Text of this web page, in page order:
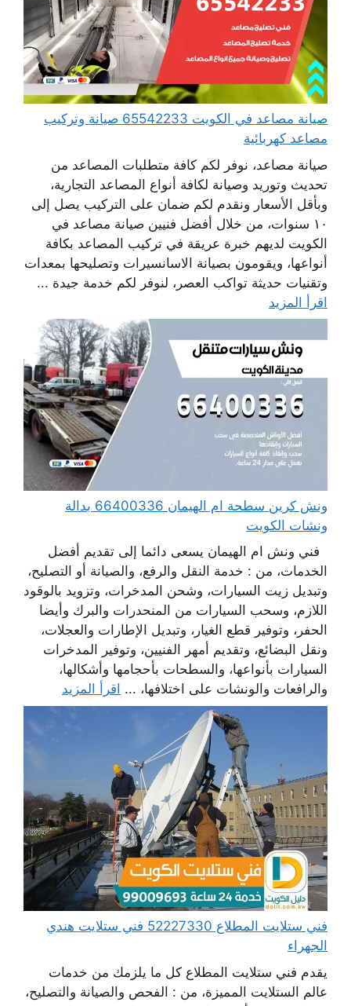
صيانة مصاعد في الكويت 65542233 صيانة وتركيب
مصاعد كهربائية
صيانة مصاعد، نوفر لكم كافة متطلبات المصاعد من
تحديث وتوريد وصيانة لكافة أنواع المصاعد التجارية،
وبأقل الأسعار ونقدم لكم ضمان على التركيب يصل إلى
١٠ سنوات، من خلال أفضل فنيين صيانة مصاعد في
الكويت لديهم خبرة عريقة في تركيب المصاعد بكافة
أنواعها، ويقومون بصيانة الاسانسيرات وتصليحها بمعدات
وتقنيات حديثة تواكب العصر، لنوفر لكم خدمة جيدة ...
اقرأ المزيد
ونش كرين سطحة ام الهيمان 66400336 بدالة
ونشات الكويت
فني ونش ام الهيمان يسعى دائما إلى تقديم أفضل
الخدمات، من : خدمة النقل والرفع، والصيانة أو التصليح،
وتبديل زيت السيارات، وشحن المدخرات، وتزويد بالوقود
اللازم، وسحب السيارات من المنحدرات والبرك وأيضا
الحفر، وتوفير قطع الغيار، وتبديل الإطارات والعجلات،
ونقل البضائع، وتقديم أمهر الفنيين، وتوفير المدخرات
السيارات بأنواعها، والسطحات بأحجامها وأشكالها،
والرافعات والونشات على اختلافها، ... اقرأ المزيد
فني ستلايت المطلاع 52227330 فني ستلايت هندي
الجهراء
يقدم فني ستلايت المطلاع كل ما يلزمك من خدمات
عالم الستلايت المميزة، من : الفحص والصيانة والتصليح،